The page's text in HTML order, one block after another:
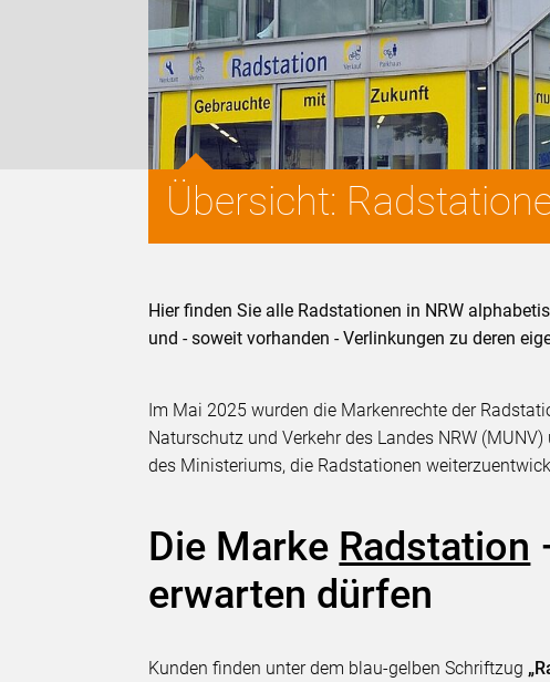
Übersicht:
Hier finden Sie alle Radstationen in NRW
und - soweit vorhanden - Verlinkungen zu deren
Im Mai 2025 wurden die Markenrechte der
Naturschutz und Verkehr des Landes NRW
des Ministeriums, die Radstationen
Die Marke Radstation
erwarten dürfen
Kunden finden unter dem blau-gelben Schriftzug